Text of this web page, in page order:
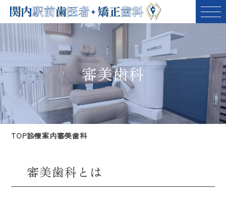
審美歯科
TOP診療案内審美歯科
審美歯科とは